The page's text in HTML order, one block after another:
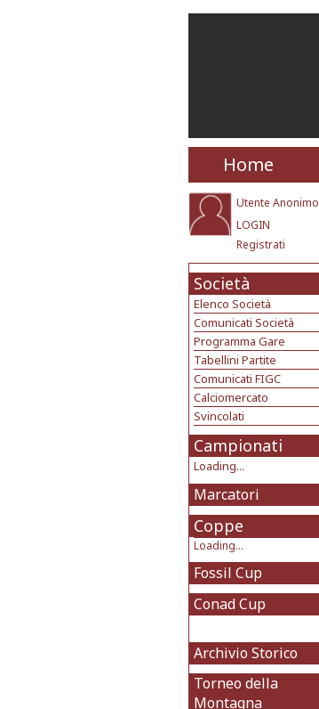
Home
Utente Anonimo
LOGIN
Registrati
Società
Elenco Società
Comunicati Società
Programma Gare
Tabellini Partite
Comunicati FIGC
Calciomercato
Svincolati
Campionati
Loading...
Marcatori
Coppe
Loading...
Fossil Cup
Conad Cup
Archivio Storico
Torneo della
Montagna